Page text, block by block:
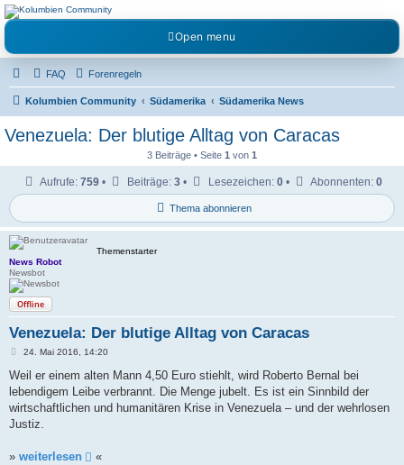
Kolumbienforum - Das
grosse Forum der
Freunde Kolumbiens
Reisen, Auswandern, Kultur, Politik, Geschichte und Visum in Kolumbien und Venezuela.
Austausch, Erfahrungen und Gemeinschaft im Kolumbienforum
Open menu
FAQ Forenregeln
Kolumbien Community Südamerika Südamerika News
Venezuela: Der blutige Alltag von Caracas
3 Beiträge • Seite 1 von 1
Thema abonnieren
Aufrufe: 759 • Beiträge: 3 • Lesezeichen: 0 • Abonnenten: 0
Themenstarter
News Robot
Newsbot
Offline
Venezuela: Der blutige Alltag von Caracas
B
i
r
a
24. Mai 2016, 14:20
Weil er einem alten Mann 4,50 Euro stiehlt, wird Roberto Bernal bei
lebendigem Leibe verbrannt. Die Menge jubelt. Es ist ein Sinnbild der
wirtschaftlichen und humanitären Krise in Venezuela – und der wehrlosen
Justiz.
» weiterlesen «